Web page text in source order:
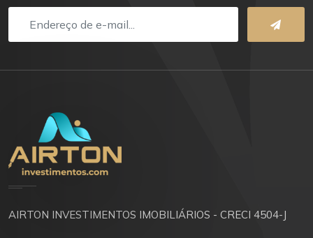
AIRTON INVESTIMENTOS IMOBILIÁRIOS - CRECI 4504-J